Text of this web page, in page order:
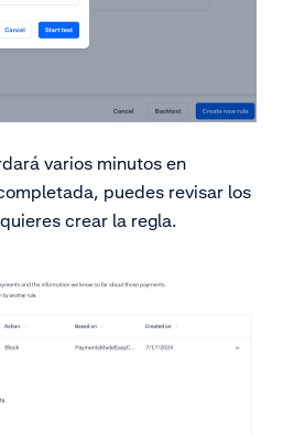
varios minutos en
puedes revisar los
crear la regla.